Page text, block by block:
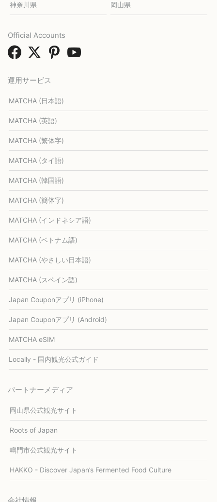
神奈川県 岡山県
運用サービス
MATCHA (日本語)
MATCHA (英語)
MATCHA (繁体字)
MATCHA (タイ語)
MATCHA (韓国語)
MATCHA (簡体字)
MATCHA (インドネシア語)
MATCHA (ベトナム語)
MATCHA (やさしい日本語)
MATCHA (スペイン語)
Japan Couponアプリ (iPhone)
Japan Couponアプリ (Android)
MATCHA eSIM
Locally - 国内観光公式ガイド
パートナーメディア
岡山県公式観光サイト
Roots of Japan
鳴門市公式観光サイト
HAKKO - Discover Japan’s Fermented Food Culture
Official Accounts